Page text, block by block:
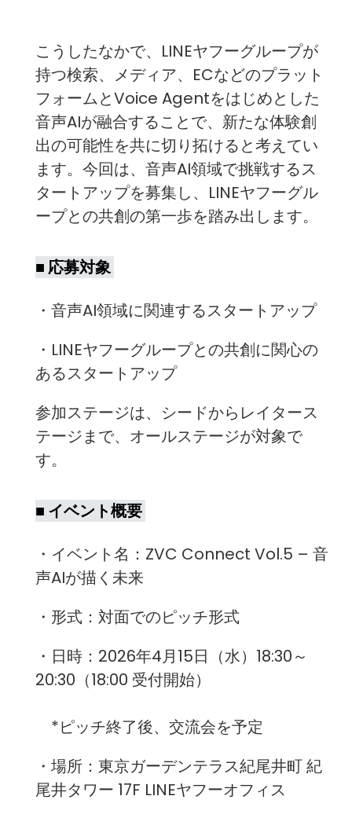
こうしたなかで、LINEヤフーグループが
持つ検索、メディア、ECなどのプラット
フォームとVoice Agentをはじめとした
音声AIが融合することで、新たな体験創
出の可能性を共に切り拓けると考えてい
ます。今回は、音声AI領域で挑戦するス
タートアップを募集し、LINEヤフーグル
ープとの共創の第一歩を踏み出します。
■ 応募対象
・音声AI領域に関連するスタートアップ
・LINEヤフーグループとの共創に関心の
あるスタートアップ
参加ステージは、シードからレイタース
テージまで、オールステージが対象で
す。
■ イベント概要
・イベント名：ZVC Connect Vol.5 – 音
声AIが描く未来
・形式：対面でのピッチ形式
・日時：2026年4月15日（水）18:30～
20:30（18:00 受付開始）
*ピッチ終了後、交流会を予定
・場所：東京ガーデンテラス紀尾井町 紀
尾井タワー 17F LINEヤフーオフィス